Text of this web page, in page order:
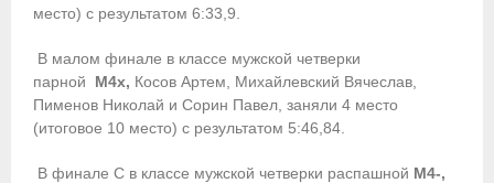
Персоналии
Антидопинг
- Документы
место) с результатом 6:33,9.
В малом финале в классе мужской четверки
парной M4x, Косов Артем, Михайлевский Вячеслав,
Пименов Николай и Сорин Павел, заняли 4 место
(итоговое 10 место) с результатом 5:46,84.
В финале С в классе мужской четверки распашной M4-,